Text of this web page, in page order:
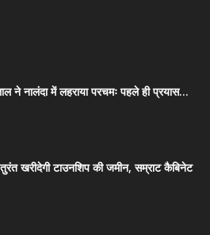
ने नालंदा में लहराया परचमः पहले ही प्रयास...
खरीदेगी टाउनशिप की जमीन, सम्राट कैबिनेट